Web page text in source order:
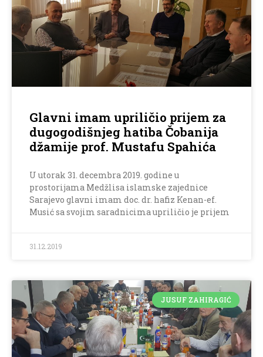
Glavni imam upriličio prijem za
dugogodišnjeg hatiba Čobanija
džamije prof. Mustafu Spahića
U utorak 31. decembra 2019. godine u
prostorijama Medžlisa islamske zajednice
Sarajevo glavni imam doc. dr. hafiz Kenan-ef.
Musić sa svojim saradnicima upriličio je prijem
31.12.2019
JUSUF ZAHIRAGIĆ